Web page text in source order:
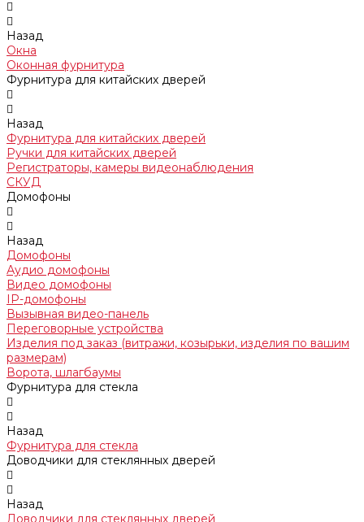
Назад
Окна
Оконная фурнитура
Фурнитура для китайских дверей
Назад
Фурнитура для китайских дверей
Ручки для китайских дверей
Регистраторы, камеры видеонаблюдения
СКУД
Домофоны
Назад
Домофоны
Аудио домофоны
Видео домофоны
IP-домофоны
Вызывная видео-панель
Переговорные устройства
Изделия под заказ (витражи, козырьки, изделия по вашим
размерам)
Ворота, шлагбаумы
Фурнитура для стекла
Назад
Фурнитура для стекла
Доводчики для стеклянных дверей
Назад
Доводчики для стеклянных дверей